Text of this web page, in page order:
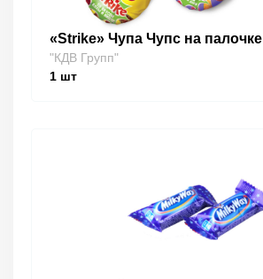
«Strike» Чупа Чупс на палочке
"КДВ Групп"
1 шт